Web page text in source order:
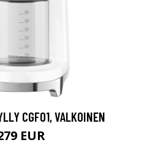
CGF01, VALKOINEN
EUR